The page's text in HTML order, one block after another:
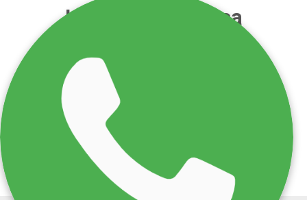
Layanan Dan Jasa
jasa pengurugan jasa buang puing
jasa bongkar bangunan
jasa pembersihan lahan
jasa pemadatan tanah